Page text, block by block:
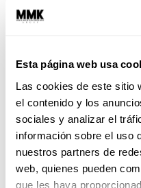
Esta página web usa
Las cookies de este sitio
el contenido y los
sociales y analizar el
información sobre el uso
nuestros partners de
web, quienes pueden
que les haya
¿Por qué
Les vamos a
la alta